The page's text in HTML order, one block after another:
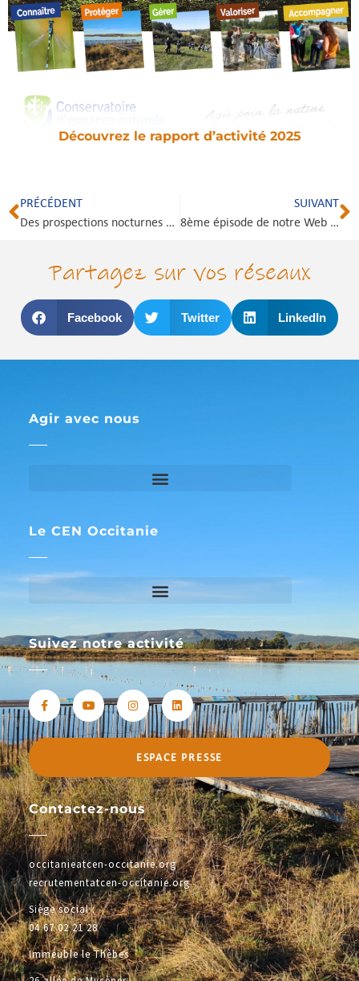
Découvrez le rapport d’activité 2025
PRÉCÉDENT
Des prospections nocturnes sur l’Espace Naturel Sensible de Solamoure, en Haute-Garonne
SUIVANT
8ème épisode de notre Web série sur l’Homme et la Nature
Partagez sur vos réseaux
Facebook Twitter LinkedIn
Agir avec nous
Le CEN Occitanie
Suivez notre activité
ESPACE PRESSE
Contactez-nous
occitanieatcen-occitanie.org
recrutementatcen-occitanie.org
Siège social :
04 67 02 21 28
Immeuble le Thèbes